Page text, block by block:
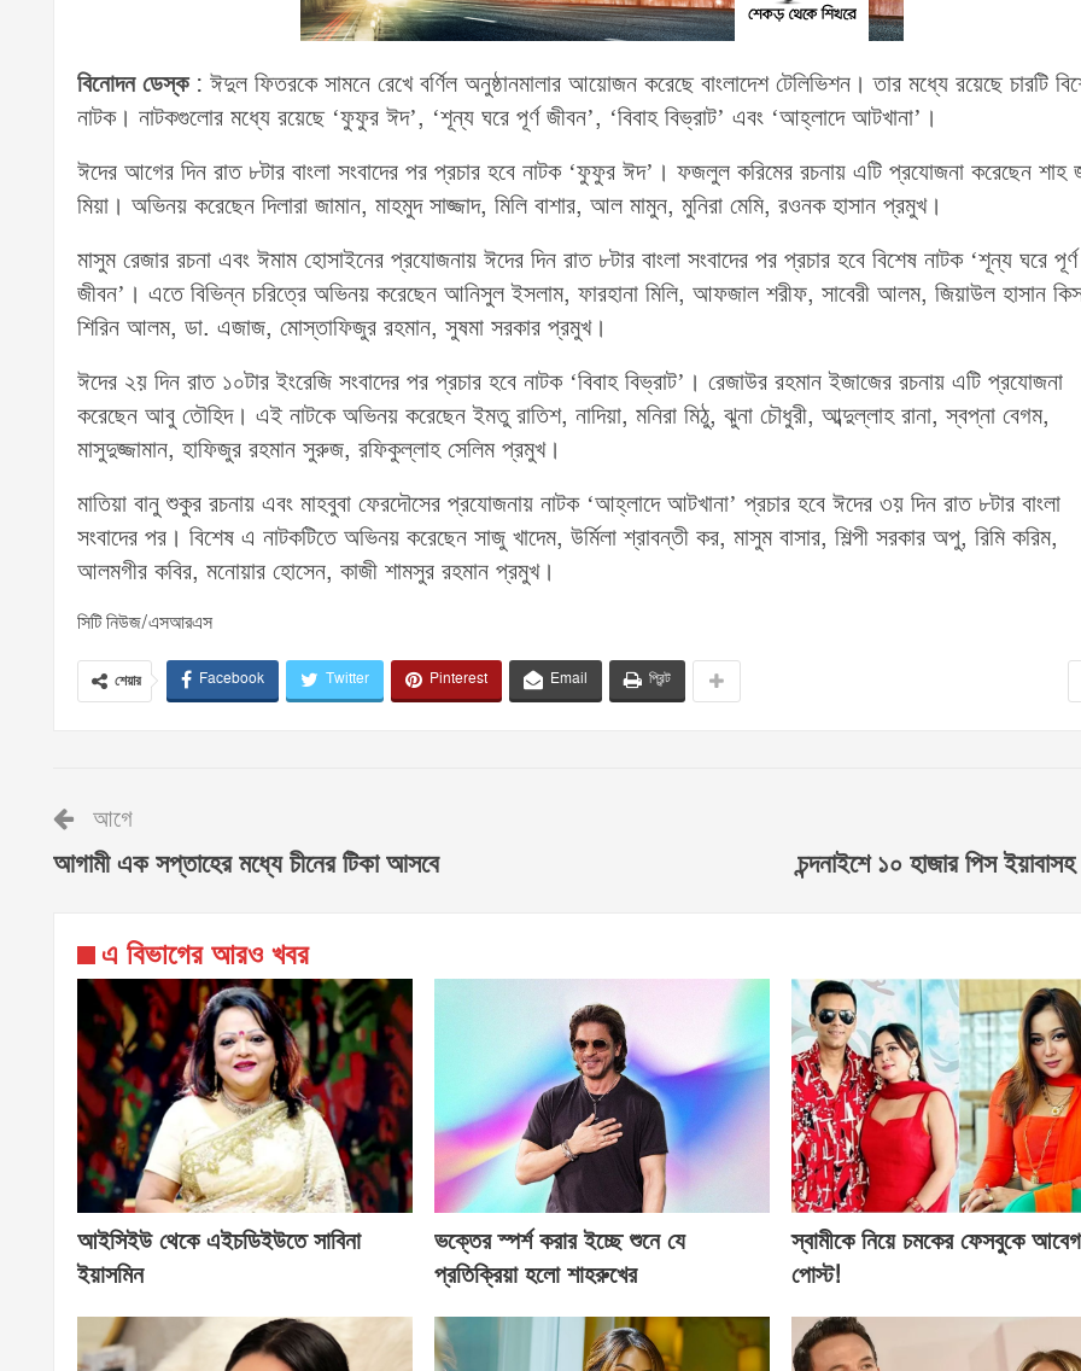
বিনোদন ডেস্ক: ঈদুল ফিতরকে সামনে রেখে বর্ণিল অনুষ্ঠানমালার আয়োজন করেছে বাংলাদেশ টেলিভিশন। তার মধ্যে রয়েছে চারটি
নাটক। নাটকগুলোর মধ্যে রয়েছে ‘ফুফুর ঈদ’, ‘শূন্য ঘরে পূর্ণ জীবন’, ‘বিবাহ বিভ্রাট’ এবং ‘আহ্লাদে আটখানা’।
ঈদের আগের দিন রাত ৮টার বাংলা সংবাদের পর প্রচার হবে নাটক ‘ফুফুর ঈদ’। ফজলুল করিমের রচনায় এটি প্রযোজনা করেছেন শাহ
মিয়া। অভিনয় করেছেন দিলারা জামান, মাহমুদ সাজ্জাদ, মিলি বাশার, আল মামুন, মুনিরা মেমি, রওনক হাসান প্রমুখ।
মাসুম রেজার রচনা এবং ঈমাম হোসাইনের প্রযোজনায় ঈদের দিন রাত ৮টার বাংলা সংবাদের পর প্রচার হবে বিশেষ নাটক ‘শূন্য ঘরে পূর্ণ
জীবন’। এতে বিভিন্ন চরিত্রে অভিনয় করেছেন আনিসুল ইসলাম, ফারহানা মিলি, আফজাল শরীফ, সাবেরী আলম, জিয়াউল হাসান
শিরিন আলম, ডা. এজাজ, মোস্তাফিজুর রহমান, সুষমা সরকার প্রমুখ।
ঈদের ২য় দিন রাত ১০টার ইংরেজি সংবাদের পর প্রচার হবে নাটক ‘বিবাহ বিভ্রাট’। রেজাউর রহমান ইজাজের রচনায় এটি প্রযোজনা
করেছেন আবু তৌহিদ। এই নাটকে অভিনয় করেছেন ইমতু রাতিশ, নাদিয়া, মনিরা মিঠু, ঝুনা চৌধুরী, আব্দুল্লাহ রানা, স্বপ্না বেগম,
মাসুদুজ্জামান, হাফিজুর রহমান সুরুজ, রফিকুল্লাহ সেলিম প্রমুখ।
মাতিয়া বানু শুকুর রচনায় এবং মাহবুবা ফেরদৌসের প্রযোজনায় নাটক ‘আহ্লাদে আটখানা’ প্রচার হবে ঈদের ৩য় দিন রাত ৮টার বাংলা
সংবাদের পর। বিশেষ এ নাটকটিতে অভিনয় করেছেন সাজু খাদেম, উর্মিলা শ্রাবন্তী কর, মাসুম বাসার, শিল্পী সরকার অপু, রিমি করিম,
আলমগীর কবির, মনোয়ার হোসেন, কাজী শামসুর রহমান প্রমুখ।
সিটি নিউজ/এসআরএস
শেয়ার Facebook Twitter Pinterest Email প্রিন্ট
আগে
আগামী এক সপ্তাহের মধ্যে চীনের টিকা আসবে চন্দনাইশে ১০ হাজার পিস
এ বিভাগের আরও খবর
আইসিইউ থেকে এইচডিইউতে সাবিনা
ইয়াসমিন
ভক্তের স্পর্শ করার ইচ্ছে শুনে যে
প্রতিক্রিয়া হলো শাহরুখের
স্বামীকে নিয়ে চমকের ফেসবুকে
পোস্ট!